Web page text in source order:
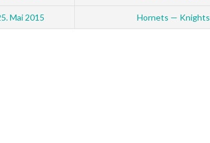
Mai 2015 Hornets — Knights